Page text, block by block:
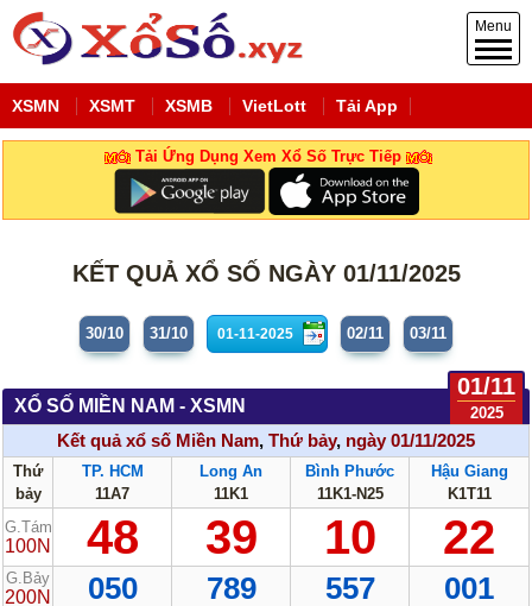
Menu
XSMN XSMT XSMB VietLott Tải App
Tải Ứng Dụng Xem Xổ Số Trực Tiếp
KẾT QUẢ XỔ SỐ NGÀY 01/11/2025
30/10 31/10 02/11 03/11
XỔ SỐ MIỀN NAM - XSMN
01/11
2025
Kết quả xổ số Miền Nam, Thứ bảy, ngày 01/11/2025
Thứ
bảy
TP. HCM
11A7
Long An
11K1
Bình Phước
11K1-N25
Hậu Giang
K1T11
G.Tám
100N 48 39 10 22
G.Bảy
200N 050 789 557 001